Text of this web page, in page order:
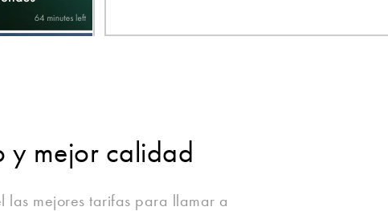
y mejor calidad
las mejores tarifas para llamar a